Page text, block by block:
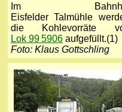
Im
Eisfelder Talmühle
die Kohlevorräte
Lok 99 5906aufgefüllt.(1)
Foto: Klaus Gottschling